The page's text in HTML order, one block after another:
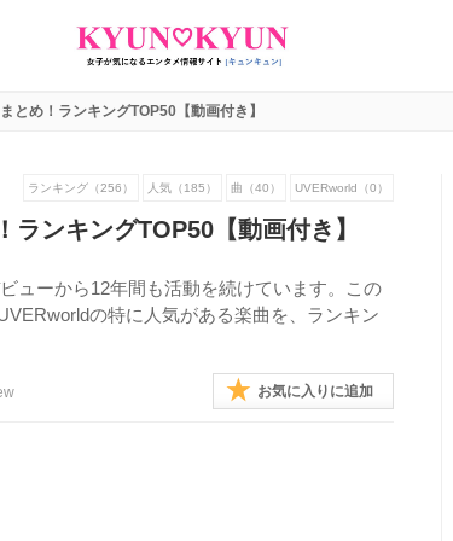
とめ！ランキングTOP50【動画付き】
ランキング（256） 人気（185） 曲（40） UVERworld（0）
ンキングTOP50【動画付き】
ューから12年間も活動を続けています。この
の特に人気がある楽曲を、ランキン
お気に入りに追加